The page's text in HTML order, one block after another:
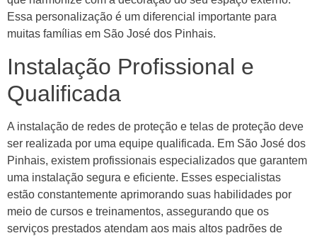
Essa personalização é um diferencial importante para
muitas famílias em São José dos Pinhais.
Instalação Profissional e
Qualificada
A instalação de redes de proteção e telas de proteção deve
ser realizada por uma equipe qualificada. Em São José dos
Pinhais, existem profissionais especializados que garantem
uma instalação segura e eficiente. Esses especialistas
estão constantemente aprimorando suas habilidades por
meio de cursos e treinamentos, assegurando que os
serviços prestados atendam aos mais altos padrões de